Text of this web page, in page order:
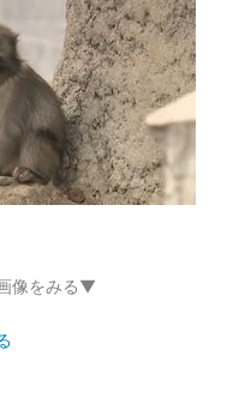
像をみる▼